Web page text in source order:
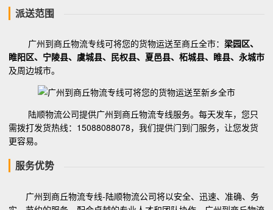
派送范围
广州到商丘物流专线可将您的货物运送至商丘全市： 梁园区、
睢阳区、宁陵县、虞城县、民权县、夏邑县、柘城县、睢县、永城市
及周边城市。
陆顺物流公司提供广州到商丘物流专线服务。每天发车，您只
需拨打发货热线：15088088078，我们提供门到门服务，让您发货
更容易。
服务优势
广州到商丘物流专线-陆顺物流公司将以安全、迅速、准确、务